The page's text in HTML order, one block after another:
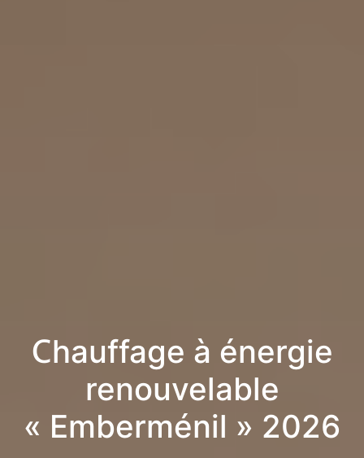
Chauffage à énergie
renouvelable
« Emberménil » 2026